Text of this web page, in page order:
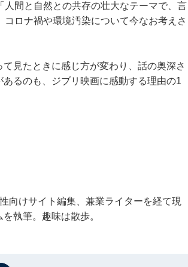
間と自然との共存の壮大なテーマで、言
ロナ禍や環境汚染について今なお考えさ
見たときに感じ方が変わり、話の奥深さ
るのも、ジブリ映画に感動する理由の1
向けサイト編集、兼業ライターを経て現
執筆。趣味は散歩。